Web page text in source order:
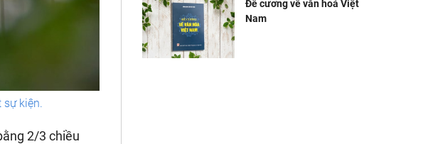
kiện.
2/3 chiều
Đề cương về văn hoá Việt
Nam